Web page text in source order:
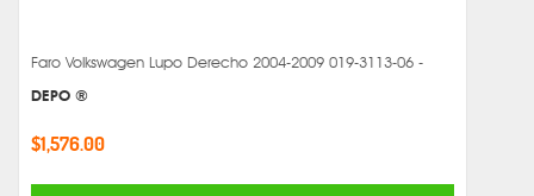
Faro Volkswagen Lupo Derecho 2004-2009 019-3113-06 -
DEPO ®
$1,576.00